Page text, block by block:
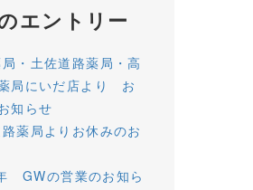
エントリー
局・土佐道路薬局・高
局にいだ店より お
知らせ
薬局よりお休みのお
GWの営業のお知ら